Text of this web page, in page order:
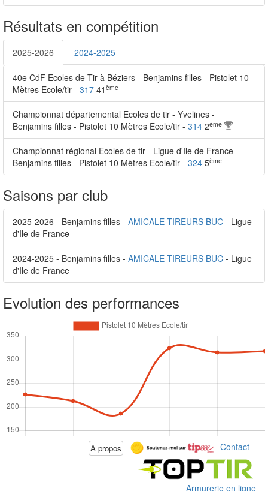
Résultats en compétition
2025-2026 2024-2025
40e CdF Ecoles de Tir à Béziers - Benjamins filles - Pistolet 10
Mètres Ecole/tir - 317 41 ème
Championnat départemental Ecoles de tir - Yvelines -
Benjamins filles - Pistolet 10 Mètres Ecole/tir - 314 2ème
Championnat régional Ecoles de tir - Ligue d'Ile de France -
Benjamins filles - Pistolet 10 Mètres Ecole/tir - 324 5ème
Saisons par club
2025-2026 - Benjamins filles - AMICALE TIREURS BUC - Ligue
d'Ile de France
2024-2025 - Benjamins filles - AMICALE TIREURS BUC - Ligue
d'Ile de France
Evolution des performances
A propos Contact
Armurerie en ligne